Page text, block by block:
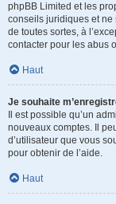
phpBB Limited et les
conseils juridiques et
de toutes sortes, à
contacter pour les abus
Haut
Je souhaite
Il est possible qu’un
nouveaux comptes. Il
d’utilisateur que vous
pour obtenir de l’aide.
Haut